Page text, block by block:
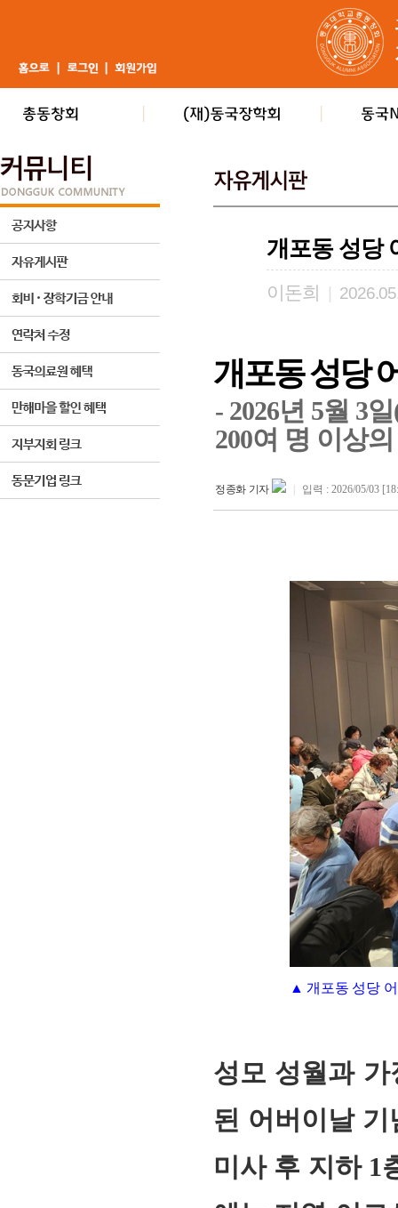
연혁·사업실적
역대 이사장
결산 공시
지부·
언론에
포토뉴
개포동 성당
이돈희
개포동 성당
- 2026년 5월 3
200여 명 이상
정종화 기자 입력 : 2026/05/03
▲ 개포동 성당
성모 성월과
된 어버이날 기
미사 후 지하 1